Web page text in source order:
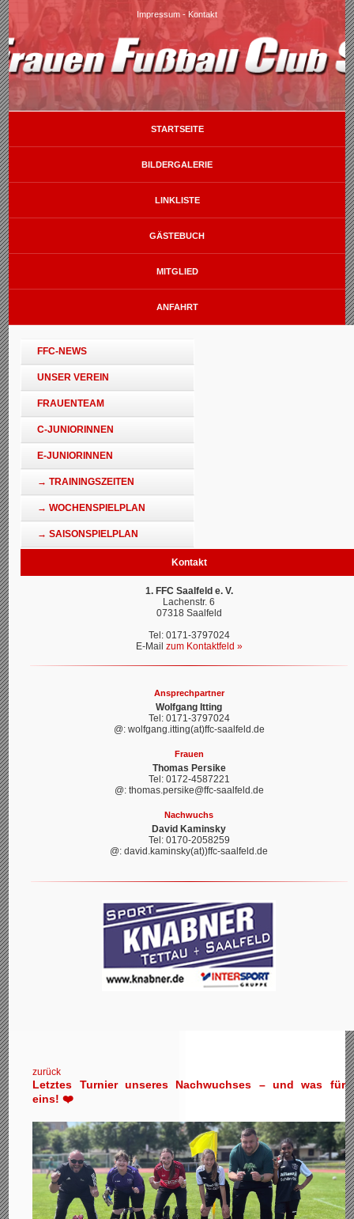
Impressum - Kontakt
STARTSEITE
BILDERGALERIE
LINKLISTE
GÄSTEBUCH
MITGLIED
ANFAHRT
FFC-NEWS
UNSER VEREIN
FRAUENTEAM
C-JUNIORINNEN
E-JUNIORINNEN
→ TRAININGSZEITEN
→ WOCHENSPIELPLAN
→ SAISONSPIELPLAN
Kontakt
1. FFC Saalfeld e. V.
Lachenstr. 6
07318 Saalfeld
Tel: 0171-3797024
E-Mail zum Kontaktfeld »
Ansprechpartner
Wolfgang Itting
Tel: 0171-3797024
@: wolfgang.itting(at)ffc-saalfeld.de
Frauen
Thomas Persike
Tel: 0172-4587221
@: thomas.persike@ffc-saalfeld.de
Nachwuchs
David Kaminsky
Tel: 0170-2058259
@: david.kaminsky(at))ffc-saalfeld.de
zurück
Letztes Turnier unseres Nachwuchses – und was für
eins! ❤️